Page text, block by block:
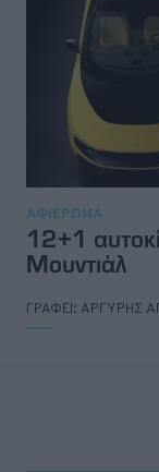
ΑΦΙΕΡΩΜΑ
12+1
Μουντιάλ
ΓΡΑΦΕΙ: ΑΡΓΥΡΗΣ